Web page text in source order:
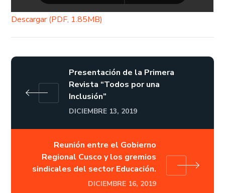
Descargar (PDF, 1.85MB)
Presentación de la Primera
Revista “Todos por una
Inclusión”
DICIEMBRE 13, 2019
Reunión entre el Gobierno
Regional Cusco y los gremios
sindicales del sector Educación.
DICIEMBRE 16, 2019